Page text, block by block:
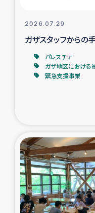
ガザ空爆被災
ガザ地区
ガザ地区酪農を
ふりかけ普及と
フ
2026.07.29
ガザスタッフから
パレスチナ
ガザ地区における
緊急支援事業